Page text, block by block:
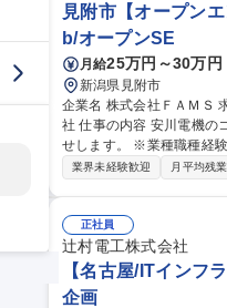
見附市【オープン
b/オープンSE
月給25万円～30万円
新潟県見附市
企業名 株式会社ＦＡＭＳ 求人名 見附市【オープンエンジニア】経験職種不問！「IT×農・食」安川電機100%子会
社 仕事の内容 安川電機のコア技術が結集した植物工場を展開する当社のオープンエンジニアとして、業務をお任
せします。 ※業種職種経験を不問で、ベンチャー志向で挑戦したい優秀な方歓迎担当いただきたい仕事について
は、これまでのご経験、過去の
業界未経験歓迎 月平均残
正社員
辻村電工株式会社
【名古屋/ITインフ
企画